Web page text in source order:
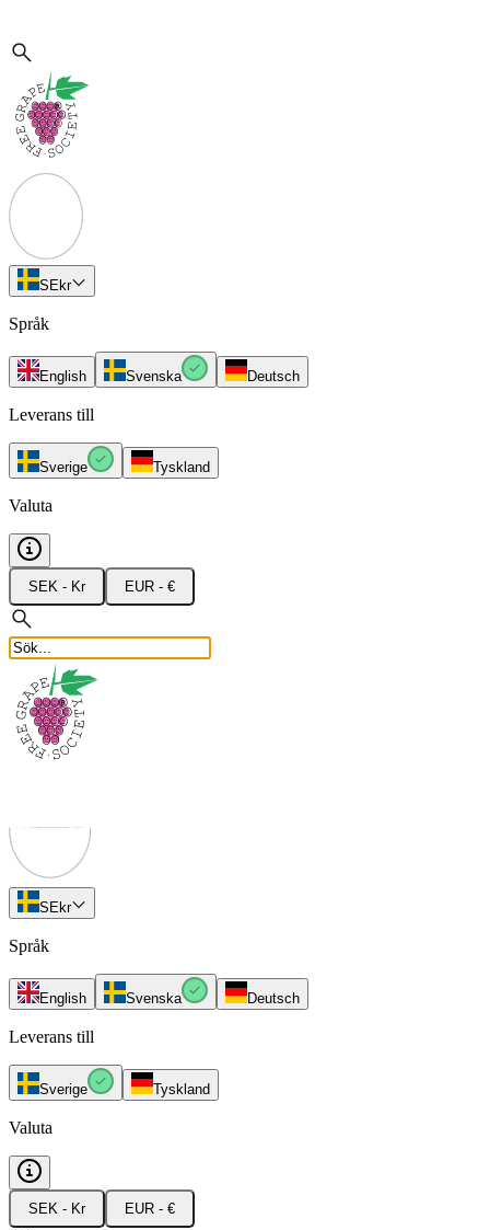
SEkr
Språk
English Svenska Deutsch
Leverans till
Sverige Tyskland
Valuta
SEK - Kr EUR - €
SEkr
Språk
English Svenska Deutsch
Leverans till
Sverige Tyskland
Valuta
SEK - Kr EUR - €